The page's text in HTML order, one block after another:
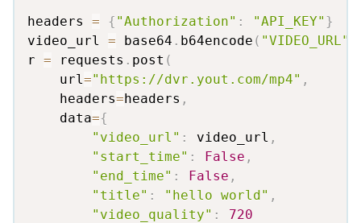
headers = { "Authorization" : "API_KEY" }
video_url = base64 . b64encode ( "VIDEO_URL"
r = requests . post (
    url
="https://dvr.yout.com/mp4" ,
    headers
=headers ,
    data
={
"video_url" : video_url ,
"start_time" : False ,
"end_time" : False ,
"title" : "hello world" ,
"video_quality" :
720